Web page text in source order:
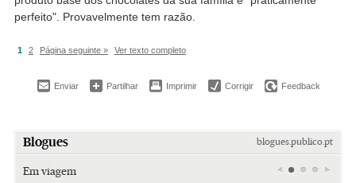
perfeito". Provavelmente tem razão.
1 2 Página seguinte » Ver texto completo
Enviar Partilhar Imprimir Corrigir Feedback
Blogues blogues.publico.pt
Em viagem